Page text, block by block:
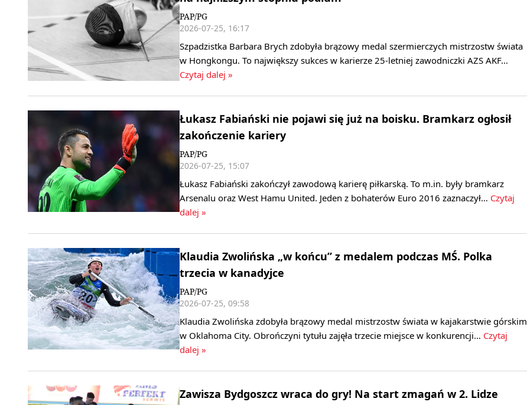
PAP/PG
2026-07-25, 16:17
Szpadzistka Barbara Brych zdobyła brązowy medal szermierczych mistrzostw świata
w Hongkongu. To największy sukces w karierze 25-letniej zawodniczki AZS AKF…
Czytaj dalej »
Łukasz Fabiański nie pojawi się już na boisku. Bramkarz ogłosił
zakończenie kariery
PAP/PG
2026-07-25, 15:07
Łukasz Fabiański zakończył zawodową karierę piłkarską. To m.in. były bramkarz
Arsenalu oraz West Hamu United. Jeden z bohaterów Euro 2016 zaznaczył… Czytaj
dalej »
Klaudia Zwolińska „w końcu” z medalem podczas MŚ. Polka
trzecia w kanadyjce
PAP/PG
2026-07-25, 09:58
Klaudia Zwolińska zdobyła brązowy medal mistrzostw świata w kajakarstwie górskim
w Oklahoma City. Obrończyni tytułu zajęła trzecie miejsce w konkurencji… Czytaj
dalej »
Zawisza Bydgoszcz wraca do gry! Na start zmagań w 2. Lidze